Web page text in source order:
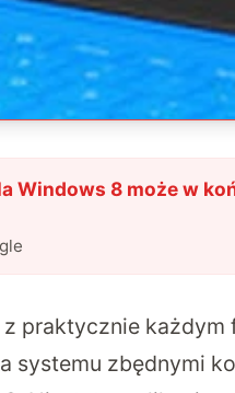
Windows 8 może w
praktycznie każdym
systemu zbędnymi